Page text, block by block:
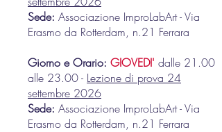
Sede: Associazione ImproLabArt -Via
Erasmo da Rotterdam, n.21 Ferrara
Giorno e Orario: GIOVEDI' dalle 21.00
alle 23.00 - Lezione di prova 24
settembre 2026
Sede: Associazione ImproLabArt -Via
Erasmo da Rotterdam, n.21 Ferrara